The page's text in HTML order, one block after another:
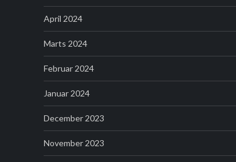
April 2024
Marts 2024
Februar 2024
Januar 2024
December 2023
November 2023